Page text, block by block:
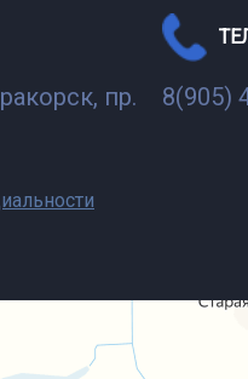
пр.
8(905)